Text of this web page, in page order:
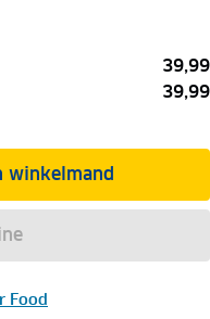
39,99
39,99
winkelmand
Food